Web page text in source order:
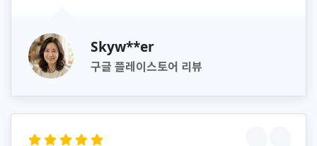
Skyw**er
구글 플레이스토어 리뷰